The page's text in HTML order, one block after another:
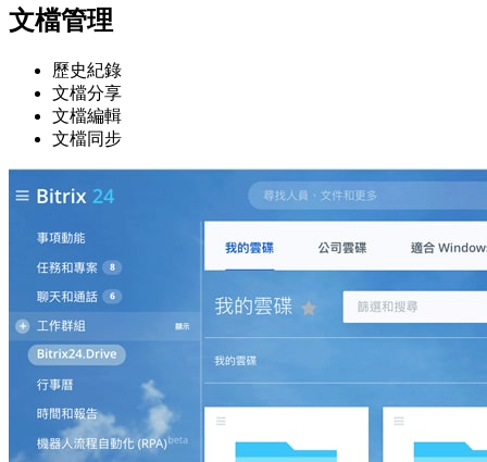
文檔管理
歷史紀錄
文檔分享
文檔編輯
文檔同步